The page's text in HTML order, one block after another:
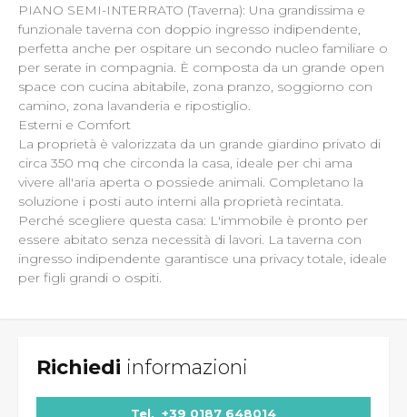
PIANO SEMI-INTERRATO (Taverna): Una grandissima e
funzionale taverna con doppio ingresso indipendente,
perfetta anche per ospitare un secondo nucleo familiare o
per serate in compagnia. È composta da un grande open
space con cucina abitabile, zona pranzo, soggiorno con
camino, zona lavanderia e ripostiglio.
Esterni e Comfort
La proprietà è valorizzata da un grande giardino privato di
circa 350 mq che circonda la casa, ideale per chi ama
vivere all'aria aperta o possiede animali. Completano la
soluzione i posti auto interni alla proprietà recintata.
Perché scegliere questa casa: L'immobile è pronto per
essere abitato senza necessità di lavori. La taverna con
ingresso indipendente garantisce una privacy totale, ideale
per figli grandi o ospiti.
Richiedi informazioni
Tel. +39 0187 648014